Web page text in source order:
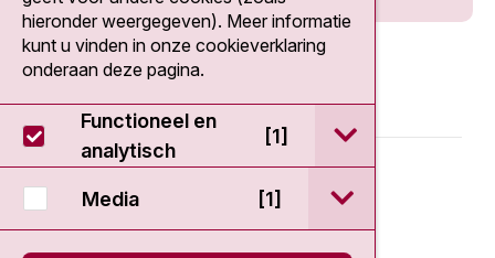
© 2026 - Antoni van Leeuwenhoek
hieronder weergegeven). Meer informatie
kunt u vinden in onze cookieverklaring
onderaan deze pagina.
Functioneel en
analytisch
[1] open / sluit
Media [1] open / sluit